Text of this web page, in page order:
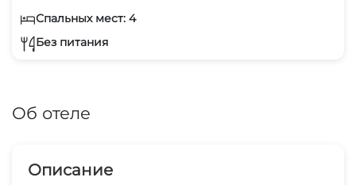
Спальных мест: 4
Без питания
Об отеле
Описание